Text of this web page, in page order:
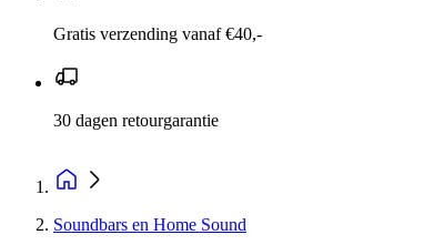
Gratis verzending vanaf €40,-
30 dagen retourgarantie
Soundbars en Home Sound